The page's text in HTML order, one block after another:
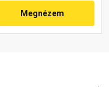
Megnézem